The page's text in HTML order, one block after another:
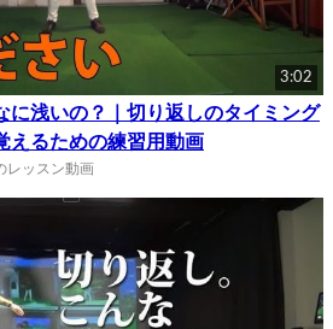
3:02
に浅いの？｜切り返しのタイミング
えるための練習用動画
レッスン動画